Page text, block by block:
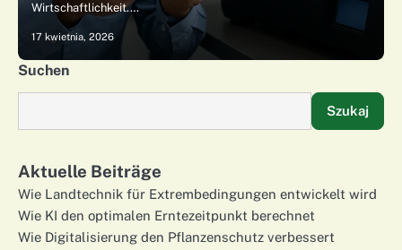
Wirtschaftlichkeit.…
17 kwietnia, 2026
Suchen
Szukaj
Aktuelle Beiträge
Wie Landtechnik für Extrembedingungen entwickelt wird
Wie KI den optimalen Erntezeitpunkt berechnet
Wie Digitalisierung den Pflanzenschutz verbessert